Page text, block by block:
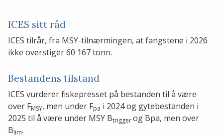
ICES sitt råd
ICES tilrår, fra MSY-tilnærmingen, at fangstene i 2026
ikke overstiger 60 167 tonn.
Bestandens tilstand
ICES vurderer fiskepresset på bestanden til å være
over FMSY, men under Fpa i 2024 og gytebestanden i
2025 til å være under MSY Btriggerog Bpa, men over
Blim.